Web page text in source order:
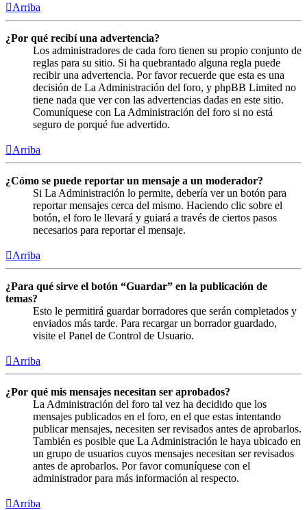
Arriba
¿Por qué recibí una advertencia?
Los administradores de cada foro tienen su propio conjunto de
reglas para su sitio. Si ha quebrantado alguna regla puede
recibir una advertencia. Por favor recuerde que esta es una
decisión de La Administración del foro, y phpBB Limited no
tiene nada que ver con las advertencias dadas en este sitio.
Comuníquese con La Administración del foro si no está
seguro de porqué fue advertido.
Arriba
¿Cómo se puede reportar un mensaje a un moderador?
Si La Administración lo permite, debería ver un botón para
reportar mensajes cerca del mismo. Haciendo clic sobre el
botón, el foro le llevará y guiará a través de ciertos pasos
necesarios para reportar el mensaje.
Arriba
¿Para qué sirve el botón “Guardar” en la publicación de
temas?
Esto le permitirá guardar borradores que serán completados y
enviados más tarde. Para recargar un borrador guardado,
visite el Panel de Control de Usuario.
Arriba
¿Por qué mis mensajes necesitan ser aprobados?
La Administración del foro tal vez ha decidido que los
mensajes publicados en el foro, en el que estas intentando
publicar mensajes, necesiten ser revisados antes de aprobarlos.
También es posible que La Administración le haya ubicado en
un grupo de usuarios cuyos mensajes necesitan ser revisados
antes de aprobarlos. Por favor comuníquese con el
administrador para más información al respecto.
Arriba